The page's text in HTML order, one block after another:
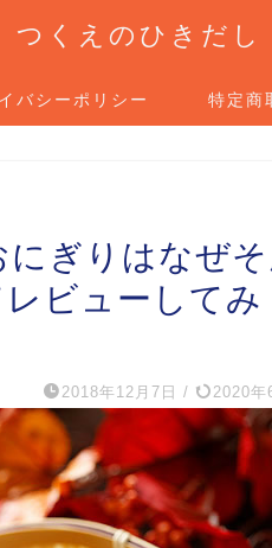
つくえのひきだし
バシーポリシー 特定商
ぎりはなぜそ
ビューしてみ
2018年12月7日 / 2020年